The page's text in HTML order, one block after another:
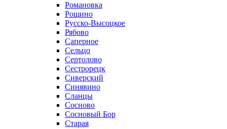
Романовка
Рощино
Русско-Высоцкое
Рябово
Саперное
Сельцо
Сертолово
Сестрорецк
Сиверский
Синявино
Сланцы
Сосново
Сосновый Бор
Старая